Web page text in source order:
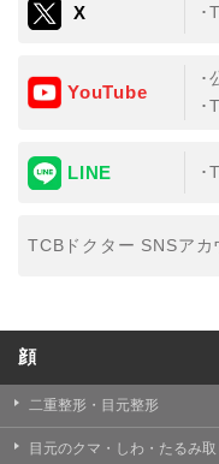
②TCBグループが各
る情報
・患者様がご利用に
日時、閲覧履歴等に
（これには、Cookie
③TCBグループが第三
事業者およびアフィ
・患者様の閲覧履歴
TCBグループは取得
す。
X
YouTube
LINE
TCBドクター SNSアカ
顔
二重整形・目元整形
目元のクマ・しわ・たるみ取